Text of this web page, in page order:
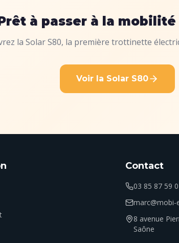
à passer à la mobilité
la Solar S80, la première trottinette
Voir la Solar S80
Contact
03 85 87 59
marc@mobi-
8 avenue
Saône